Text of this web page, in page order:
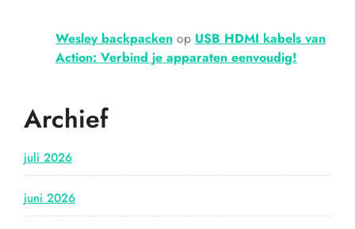
Wesley backpacken op USB HDMI kabels van
Action: Verbind je apparaten eenvoudig!
Archief
juli 2026
juni 2026